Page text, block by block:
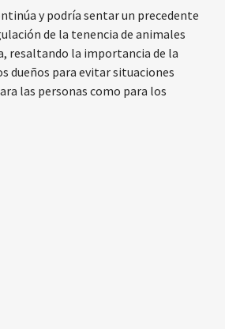
y podría sentar un precedente
de la tenencia de animales
resaltando la importancia de la
dueños para evitar situaciones
las personas como para los